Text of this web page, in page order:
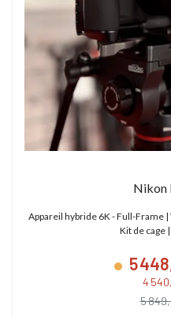
Nikon
Appareil hybride 6K - Full-Frame
Kit de cage
5
4
5